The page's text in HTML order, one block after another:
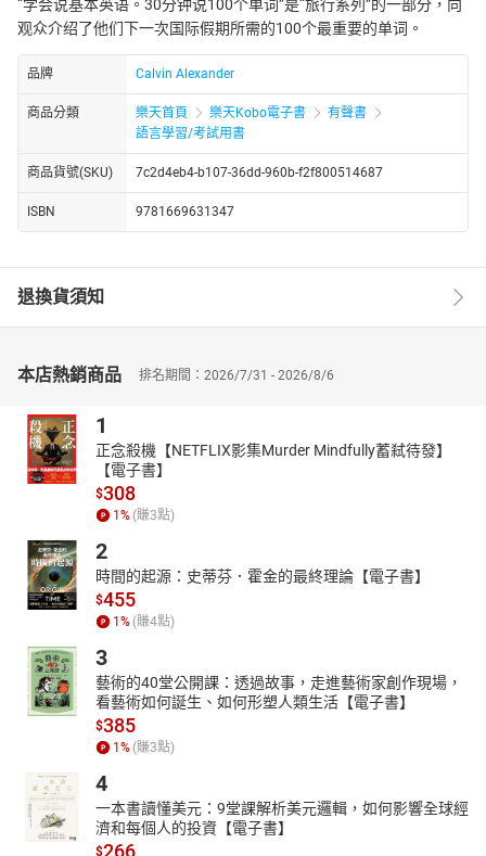
“学会说基本英语。30分钟说100个单词”是“旅行系列”的一部分，向
观众介绍了他们下一次国际假期所需的100个最重要的单词。
品牌 Calvin Alexander
商品分類 樂天首頁 樂天Kobo電子書
有聲書
語言學習/考試用書
商品貨號(SKU) 7c2d4eb4-b107-36dd-960b-f2f800514687
ISBN 9781669631347
退換貨須知
本店熱銷商品 排名期間：2026/7/31 - 2026/8/6
1
正念殺機【NETFLIX影集Murder Mindfully蓄弒待發】
【電子書】
$308
1% (賺3點)
2
時間的起源：史蒂芬．霍金的最終理論【電子書】
$455
1% (賺4點)
3
藝術的40堂公開課：透過故事，走進藝術家創作現場，
看藝術如何誕生、如何形塑人類生活【電子書】
$385
1% (賺3點)
4
一本書讀懂美元：9堂課解析美元邏輯，如何影響全球經
濟和每個人的投資【電子書】
$266